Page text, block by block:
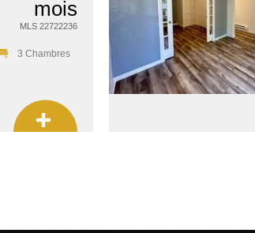
mois
MLS 22722236
3 Chambres